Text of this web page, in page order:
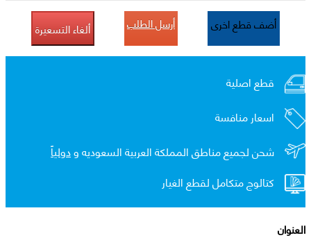
أضف قطع اخرى أرسل الطلب ألغاء التسعيرة
قطع اصلية
اسعار منافسة
شحن لجميع مناطق المملكة العربية السعوديه ودولياً
كتالوج متكامل لقطع الغيار
العنوان